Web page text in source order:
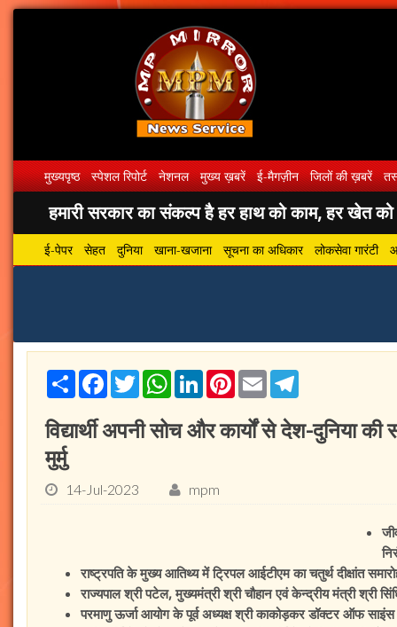
मुख्यपृष्ठ स्पेशल रिपोर्ट नेशनल मुख्य ख़बरें ई-मैगज़ीन जिलों की ख़बरें
हमारी सरकार का संकल्प है हर हाथ को काम, हर खेत को
ई-पेपर सेहत दुनिया खाना-खजाना सूचना का अधिकार लोकसेवा गारंटी
ShareFacebook
TwitterWhatsApp
LinkedInPinterest
Email
विद्यार्थी अपनी सोच और कार्यों से देश-दुनिया
मुर्मु
14-Jul-2023 mpm
राष्ट्रपति के मुख्य आतिथ्य में ट्रिपल आईटीएम का चतुर्थ दीक्षांत
राज्यपाल श्री पटेल, मुख्यमंत्री श्री चौहान एवं केन्द्रीय मंत्री श्री
परमाणु ऊर्जा आयोग के पूर्व अध्यक्ष श्री काकोड़कर डॉक्टर ऑफ साइंस